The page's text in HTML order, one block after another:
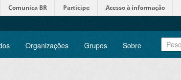
Comunica BR Participe Acesso à informação
Organizações Grupos Sobre